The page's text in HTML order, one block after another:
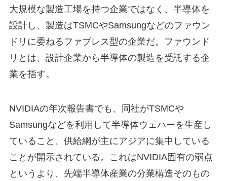
大規模な製造工場を持つ企業ではなく、半導体を
設計し、製造はTSMCやSamsungなどのファウン
ドリに委ねるファブレス型の企業だ。ファウンド
リとは、設計企業から半導体の製造を受託する企
業を指す。
NVIDIAの年次報告書でも、同社がTSMCや
Samsungなどを利用して半導体ウェハーを生産し
ていること、供給網が主にアジアに集中している
ことが開示されている。これはNVIDIA固有の弱点
というより、先端半導体産業の分業構造そのもの